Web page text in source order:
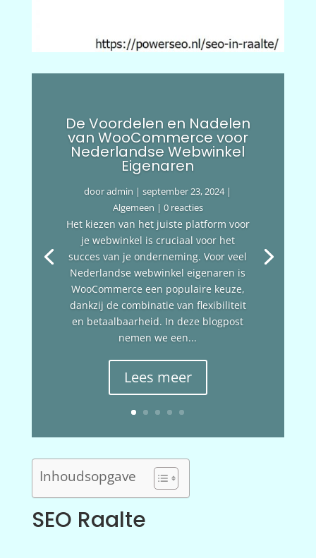
De Voordelen en Nadelen
van WooCommerce voor
Nederlandse Webwinkel
Eigenaren
dooradmin |september 23, 2024|
Algemeen | 0 reacties
Het kiezen van het juiste platform voor
je webwinkel is cruciaal voor het
succes van je onderneming. Voor veel
Nederlandse webwinkel eigenaren is
WooCommerce een populaire keuze,
dankzij de combinatie van flexibiliteit
en betaalbaarheid. In deze blogpost
nemen we een...
Lees meer
Inhoudsopgave
SEO Raalte